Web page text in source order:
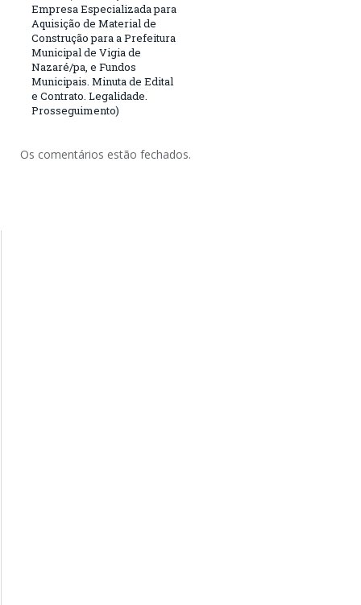
Empresa Especializada para
Aquisição de Material de
Construção para a Prefeitura
Municipal de Vigia de
Nazaré/pa, e Fundos
Municipais. Minuta de Edital
e Contrato. Legalidade.
Prosseguimento)
Os comentários estão fechados.